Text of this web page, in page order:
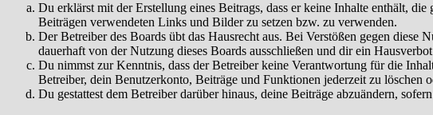
Du erklärst mit der Erstellung eines Beitrags, dass er keine Inhalte enthält,
Beiträgen verwendeten Links und Bilder zu setzen bzw. zu verwenden.
Der Betreiber des Boards übt das Hausrecht aus. Bei Verstößen gegen
dauerhaft von der Nutzung dieses Boards ausschließen und dir ein
Du nimmst zur Kenntnis, dass der Betreiber keine Verantwortung für die
Betreiber, dein Benutzerkonto, Beiträge und Funktionen jederzeit zu löschen
Du gestattest dem Betreiber darüber hinaus, deine Beiträge abzuändern,